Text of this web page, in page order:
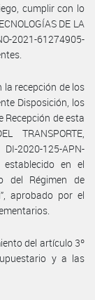
cumplir con lo
DE LA
2021-61274905-
la recepción de los
Disposición, los
Recepción de esta
TRANSPORTE,
2020-125-APN-
en el
del Régimen de
aprobado por el
del artículo 3º
y a las